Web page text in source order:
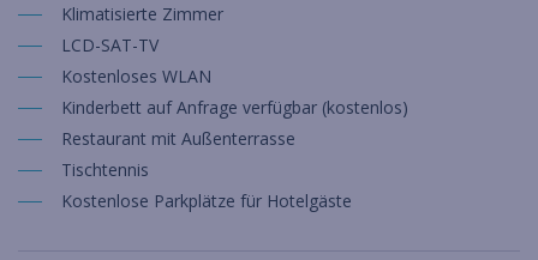
Klimatisierte Zimmer
LCD-SAT-TV
Kostenloses WLAN
Kinderbett auf Anfrage verfügbar (kostenlos)
Restaurant mit Außenterrasse
Tischtennis
Kostenlose Parkplätze für Hotelgäste